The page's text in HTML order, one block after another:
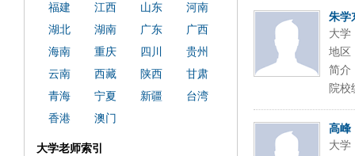
朱学
大学
地区
简介
院校
高峰
大学
福建
江西 山东
河南
湖北
湖南 广东
广西
海南
重庆 四川
贵州
云南
西藏 陕西
甘肃
青海
宁夏 新疆
台湾
香港
澳门
大学老师索引